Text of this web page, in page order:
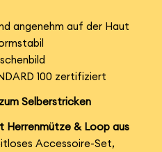
angenehm auf der Haut
100 zertifiziert
Selberstricken
Herrenmütze & Loop aus
Accessoire-Set,